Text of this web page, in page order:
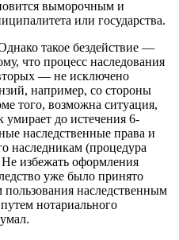
выморочным и
или государства.
такое бездействие —
что процесс наследования
— не исключено
например, со стороны
того, возможна ситуация,
умирает до истечения 6-
наследственные права и
наследникам (процедура
избежать оформления
уже было принято
наследственным
нотариального